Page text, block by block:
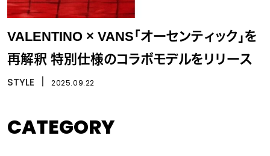
VALENTINO × VANS「オーセンティック」を
再解釈 特別仕様のコラボモデルをリリース
STYLE 2025.09.22
CATEGORY